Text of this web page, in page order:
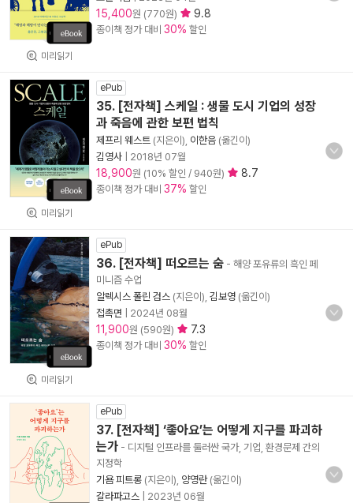
미리읽기
15,400원 (770원) 9.8
종이책 정가 대비 30% 할인
미리읽기
ePub
35. [전자책] 스케일 : 생물 도시 기업의 성장
과 죽음에 관한 보편 법칙
제프리 웨스트 (지은이), 이한음 (옮긴이)
김영사
2018년 07월
18,900원 (10% 할인 / 940원) 8.7
종이책 정가 대비 37% 할인
미리읽기
ePub
36. [전자책] 떠오르는 숨 - 해양 포유류의 흑인 페
미니즘 수업
알렉시스 폴린 검스 (지은이), 김보영 (옮긴이)
접촉면
2024년 08월
11,900원 (590원) 7.3
종이책 정가 대비 30% 할인
ePub
37. [전자책] ‘좋아요’는 어떻게 지구를 파괴하
는가 - 디지털 인프라를 둘러싼 국가, 기업, 환경문제 간의
지정학
기욤 피트롱 (지은이), 양영란(옮긴이)
갈라파고스
2023년 06월